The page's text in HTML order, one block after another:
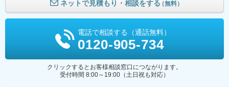
ネットで見積もり・相談をする（無料）
電話で相談する（通話無料）
0120-905-734
クリックするとお客様相談窓口につながります。
受付時間 8:00～19:00（土日祝も対応）